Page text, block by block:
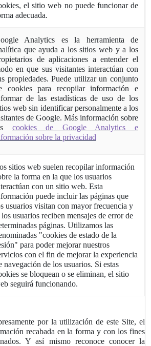
el sitio web no puede funcionar de
adecuada.
Analytics es la herramienta de
que ayuda a los sitios web y a los
de aplicaciones a entender el
en que sus visitantes interactúan con
propiedades. Puede utilizar un conjunto
cookies para recopilar información e
de las estadísticas de uso de los
web sin identificar personalmente a los
de Google. Más información sobre
cookies de Google Analytics e
sobre la privacidad
sitios web suelen recopilar información
la forma en la que los usuarios
con un sitio web. Esta
puede incluir las páginas que
usuarios visitan con mayor frecuencia y
los usuarios reciben mensajes de error de
páginas. Utilizamos las
"cookies de estado de la
para poder mejorar nuestros
con el fin de mejorar la experiencia
navegación de los usuarios. Si estas
se bloquean o se eliminan, el sitio
seguirá funcionando.
por la utilización de este Site, el
recabada en la forma y con los fines
Y así mismo reconoce conocer la